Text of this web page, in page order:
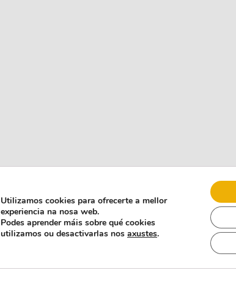
Utilizamos cookies para ofrecerte a mellor
experiencia na nosa web.
Podes aprender máis sobre qué cookies
utilizamos ou desactivarlas nos axustes.